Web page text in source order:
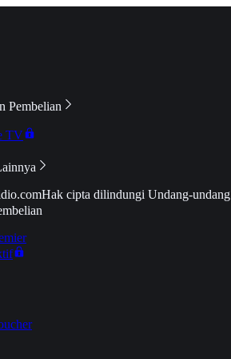
Pembelian
TV
Hak cipta dilindungi Undang-undang